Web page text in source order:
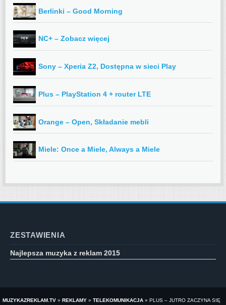
Berlinki – Good Morning
NC+ – Zobacz więcej
Sony – Xperia Z2, Dostępna w sieci Play
Plus – PlayStation 4 + router LTE
Orange – Open, Składanie mebli
Miele: Once a Miele, Always a Miele
ZESTAWIENIA
Najlepsza muzyka z reklam 2015
MUZYKAZREKLAM.TV » REKLAMY » TELEKOMUNIKACJA » PLUS – JUTRO ZACZYNA SIĘ